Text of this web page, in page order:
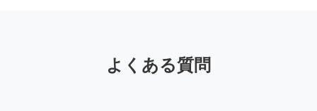
よくある質問